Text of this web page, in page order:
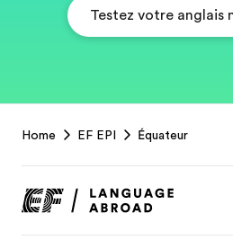
Testez votre anglais
Footer
Home EF EPI Équateur